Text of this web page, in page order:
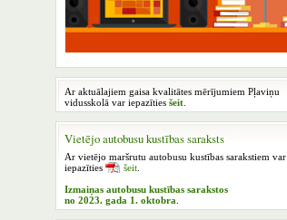
Ar aktuālajiem gaisa kvalitātes mērījumiem Pļaviņu
vidusskolā var iepazīties šeit
Vietējo autobusu kustības saraksts
Ar vietējo maršrutu autobusu kustības sarakstiem var
iepazīties
šeit
Izmaiņas autobusu kustības sarakstos
no 2023. gada 1. oktobra